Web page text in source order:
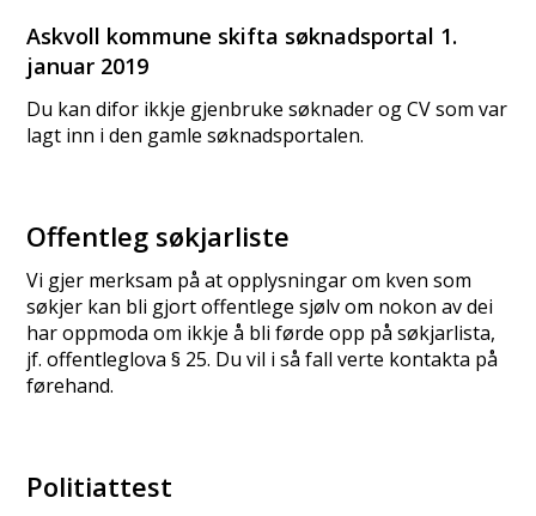
Askvoll kommune skifta søknadsportal 1.
januar 2019
Du kan difor ikkje gjenbruke søknader og CV som var
lagt inn i den gamle søknadsportalen.
Offentleg søkjarliste
Vi gjer merksam på at opplysningar om kven som
søkjer kan bli gjort offentlege sjølv om nokon av dei
har oppmoda om ikkje å bli førde opp på søkjarlista,
jf. offentleglova § 25. Du vil i så fall verte kontakta på
førehand.
Politiattest